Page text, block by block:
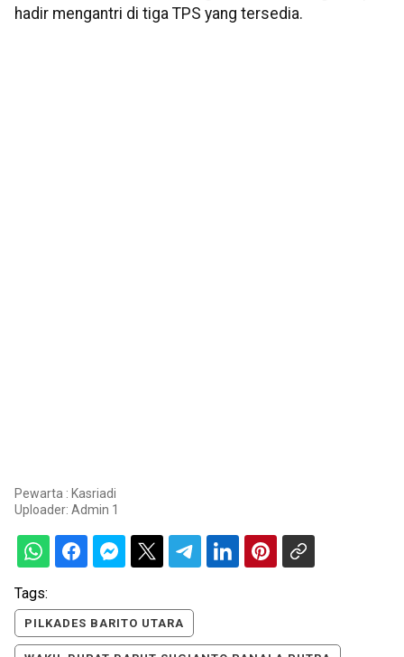
hadir mengantri di tiga TPS yang tersedia.
Pewarta : Kasriadi
Uploader: Admin 1
Tags:
PILKADES BARITO UTARA